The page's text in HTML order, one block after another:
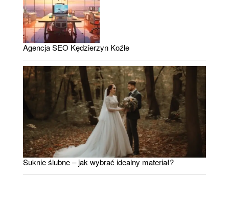
Agencja SEO Kędzierzyn Koźle
Suknie ślubne – jak wybrać idealny materiał?